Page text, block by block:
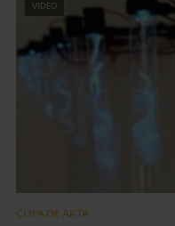
VIDEO
CLIPA DE ARTA